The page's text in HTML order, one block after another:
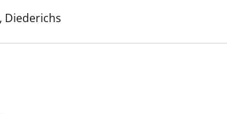
Diederichs
anzeigen